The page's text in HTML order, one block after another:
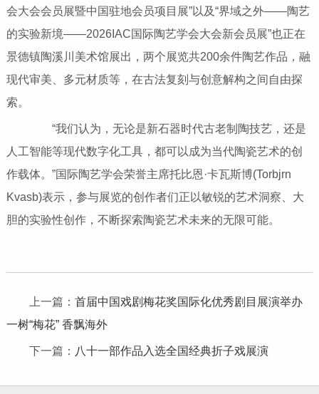
会大会会员展暨中国驻地会员项目展”以及“界域之外——陶艺
的实验新境——2026IAC国际陶艺学会大会新会员展”也正在
景德镇陶溪川美术馆展出，两个展览共200余件陶艺作品，融
现代审美、多元材质等，在古法复刻与创意解构之间自由探
索。
“我们认为，无论是新石器时代古老制陶技艺，还是
人工智能等现代数字化工具，都可以成为当代陶瓷艺术的创
作载体。”国际陶艺学会荣誉主席托比恩·卡瓦斯博(Torbjrn
Kvasb)表示，参与展览的创作者们正以敏锐的艺术洞察、大
胆的实验性创作，不断探索陶瓷艺术未来的无限可能。
上一篇： 首届中国戏剧梅花奖国际化优秀剧目展演举办
一树“梅花” 香飘海外
下一篇： 八十一部作品入选全国经典折子戏展演